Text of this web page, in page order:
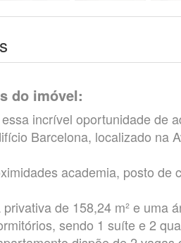
do imóvel:
incrível oportunidade de
Barcelona, localizado na
academia, posto de
de 158,24 m² e uma
sendo 1 suíte e 2